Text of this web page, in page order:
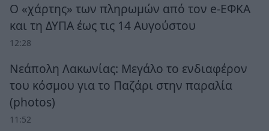
Ο «χάρτης» των πληρωμών από τον e-ΕΦΚΑ
και τη ΔΥΠΑ έως τις 14 Αυγούστου
12:28
Νεάπολη Λακωνίας: Μεγάλο το ενδιαφέρον
του κόσμου για το Παζάρι στην παραλία
(photos)
11:52